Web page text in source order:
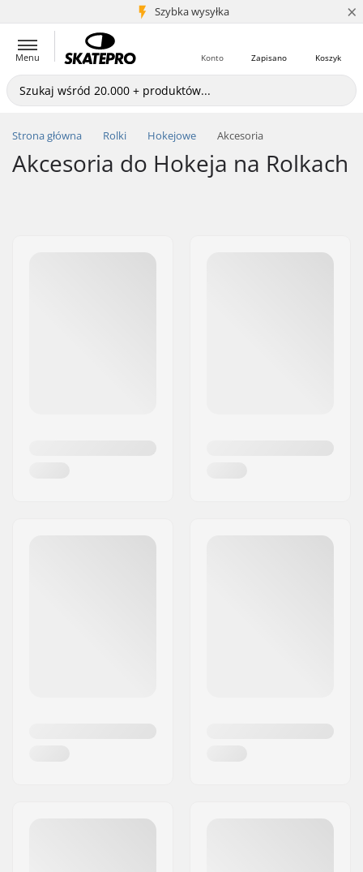
Szybka wysyłka
5+ mln klientów ×
Menu Koszyk
Zapisano
Konto
Strona główna Rolki Hokejowe Akcesoria
Akcesoria do Hokeja na Rolkach